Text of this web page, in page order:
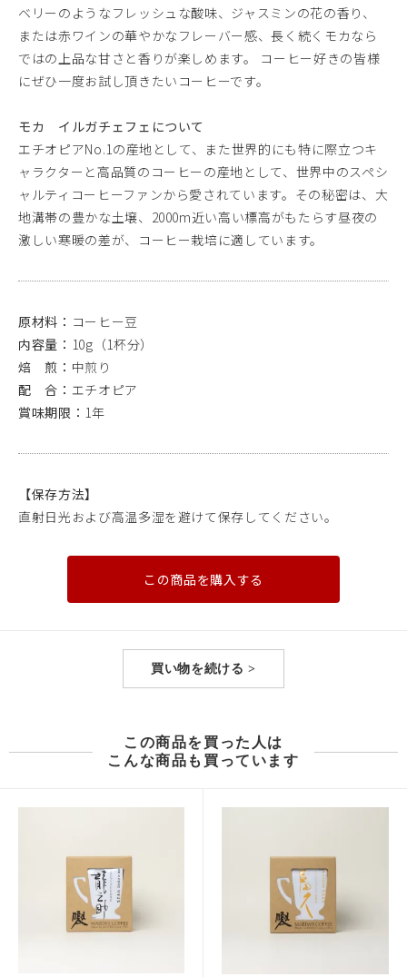
ベリーのようなフレッシュな酸味、ジャスミンの花の香り、
または赤ワインの華やかなフレーバー感、長く続くモカなら
ではの上品な甘さと香りが楽しめます。 コーヒー好きの皆様
にぜひ一度お試し頂きたいコーヒーです。
モカ イルガチェフェについて
エチオピアNo.1の産地として、また世界的にも特に際立つキ
ャラクターと高品質のコーヒーの産地として、世界中のスペシ
ャルティコーヒーファンから愛されています。その秘密は、大
地溝帯の豊かな土壌、2000m近い高い標高がもたらす昼夜の
激しい寒暖の差が、コーヒー栽培に適しています。
原材料： コーヒー豆
内容量： 10g（1杯分）
焙 煎： 中煎り
配 合： エチオピア
賞味期限： 1年
【保存方法】
直射日光および高温多湿を避けて保存してください。
この商品を購入する
買い物を続ける >
この商品を買った人は
こんな商品も買っています